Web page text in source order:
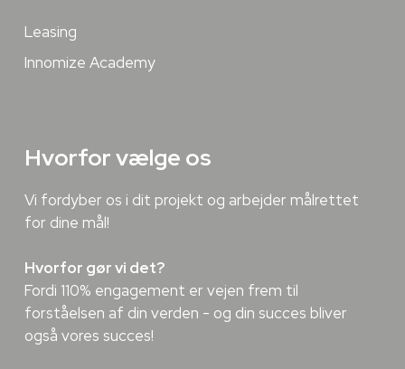
Leasing
Innomize Academy
Hvorfor vælge os
Vi fordyber os i dit projekt og arbejder målrettet
for dine mål!
Hvorfor gør vi det?
Fordi 110% engagement er vejen frem til
forståelsen af din verden - og din succes bliver
også vores succes!